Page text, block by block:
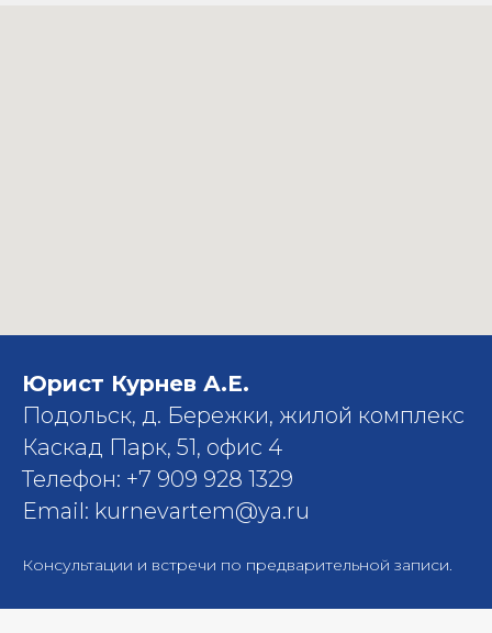
Юрист Курнев А.Е.
Подольск, д. Бережки, жилой комплекс
Каскад Парк, 51, офис 4
Телефон: +7 909 928 1329
Email: kurnevartem@ya.ru
Консультации и встречи по предварительной записи.